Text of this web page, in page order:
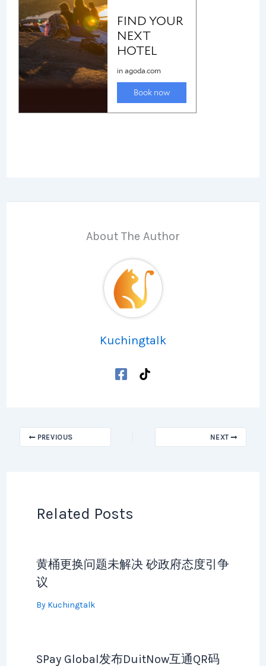
About The Author
Kuchingtalk
PREVIOUS NEXT
Related Posts
黄桶更换问题未解决 砂政府态度引争
议
By Kuchingtalk
SPay Global发布DuitNow互通QR码